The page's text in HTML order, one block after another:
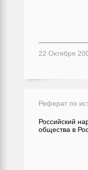
22 Октября
Реферат по
Российский
общества в